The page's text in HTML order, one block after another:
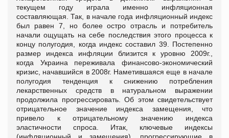
текущем году играла именно инфляционная
составляющая. Так, в начале года инфляционный индекс
был равен 7, но более остро отрасль и потребитель
начали ощущать на себе последствия этого процесса к
концу полугодия, когда индекс составил 39. Постепенно
размер индекса инфляции близится к уровню 2009г.,
когда Украина переживала финансово-экономический
кризис, начавшийся в 2008г. Наметившаяся еще в начале
полугодия тенденция к снижению потребления
лекарственных средств в натуральном выражении
продолжила прогрессировать. Об этом свидетельствует
отрицательное значение индекса замещения, что
привело к отрицательному значению индекса
эластичности спроса. Итак, ключевые индексы
(инфляционный и замещения), прогрессирующие в